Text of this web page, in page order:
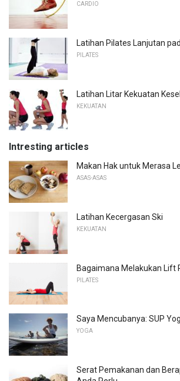
CARDIO
Latihan Pilates Lanjutan
PILATES
Latihan Litar Kekuatan
KEKUATAN
Intresting articles
Makan Hak untuk Merasa
ASAS-ASAS
Latihan Kecergasan Ski
KEKUATAN
Bagaimana Melakukan Lift
PILATES
Saya Mencubanya: SUP
YOGA
Serat Pemakanan dan